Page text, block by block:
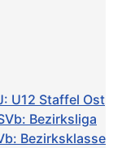
U12 Staffel Ost
Bezirksliga
Bezirksklasse